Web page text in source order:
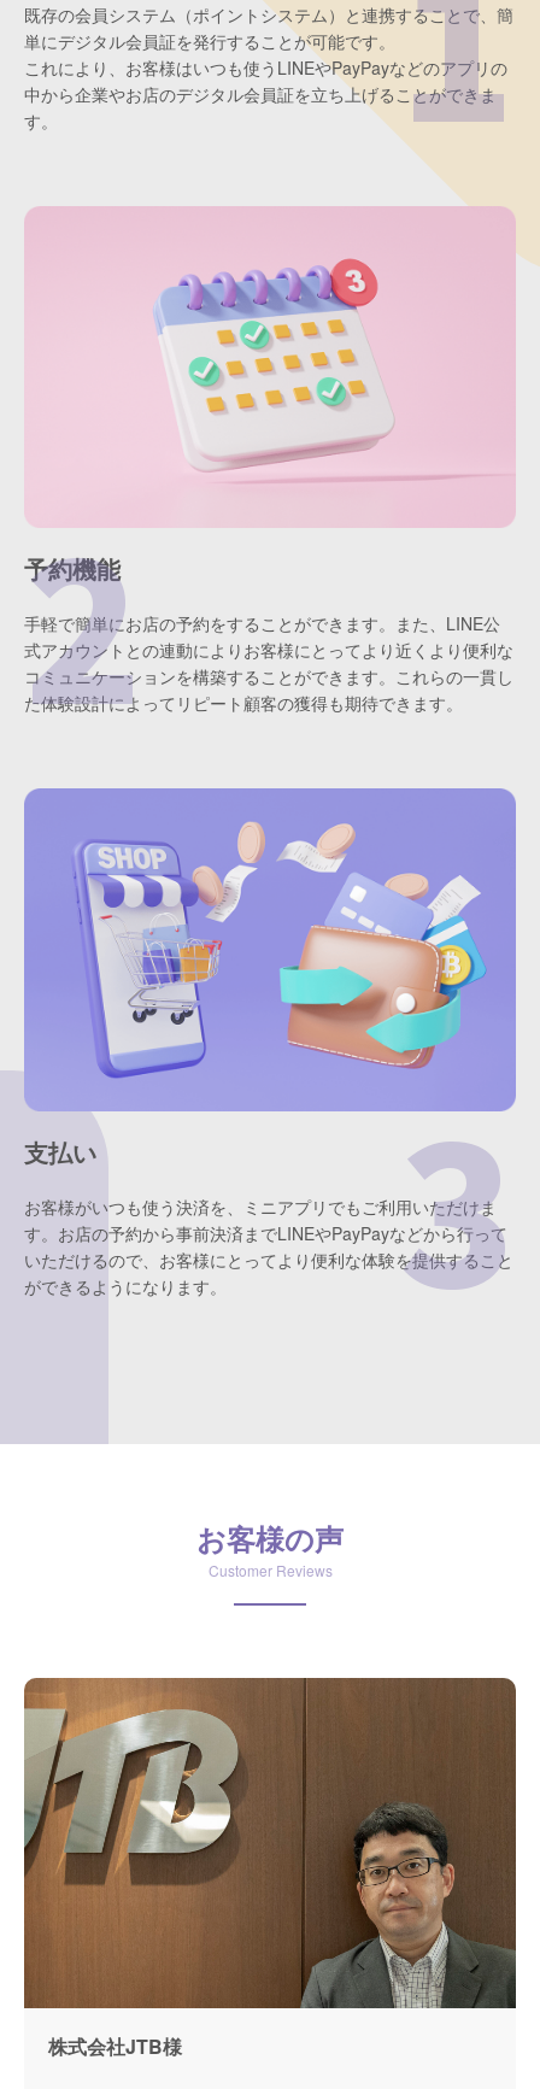
既存の会員システム（ポイントシステム）と連携することで、簡
単にデジタル会員証を発行することが可能です。
これにより、お客様はいつも使うLINEやPayPayなどのアプリの
中から企業やお店のデジタル会員証を立ち上げることができま
す。
予約機能
手軽で簡単にお店の予約をすることができます。また、LINE公
式アカウントとの連動によりお客様にとってより近くより便利な
コミュニケーションを構築することができます。これらの一貫し
た体験設計によってリピート顧客の獲得も期待できます。
支払い
お客様がいつも使う決済を、ミニアプリでもご利用いただけま
す。お店の予約から事前決済までLINEやPayPayなどから行って
いただけるので、お客様にとってより便利な体験を提供すること
ができるようになります。
お客様の声
Customer Reviews
株式会社JTB様